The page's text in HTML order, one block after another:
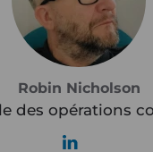
Robin Nicholson
des opérations